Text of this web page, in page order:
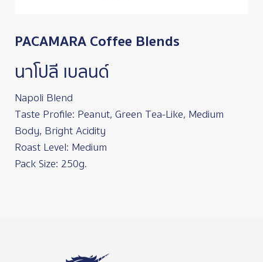
PACAMARA Coffee Blends
นาโปลี เบลนด์
Napoli Blend
Taste Profile: Peanut, Green Tea-Like, Medium
Body, Bright Acidity
Roast Level: Medium
Pack Size: 250g.